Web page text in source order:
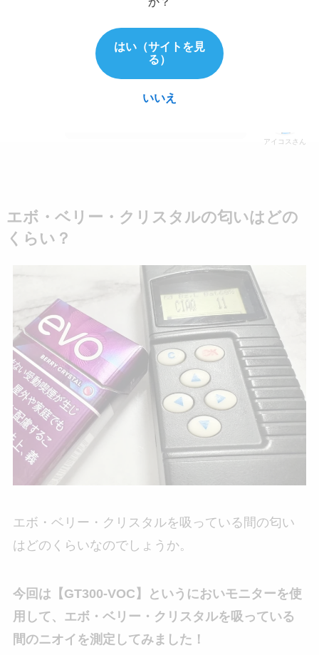
https://twitter.com/ewBz8d4bQYqrWBp/status/1929
169163332812928?s=20
アイコスさん
エボ・ベリー・クリスタルの匂いはどの
くらい？
エボ・ベリー・クリスタルを吸っている間の匂い
はどのくらいなのでしょうか。
今回は【GT300-VOC】というにおいモニターを使
用して、エボ・ベリー・クリスタルを吸っている
間のニオイを測定してみました！
はい（サイトを見
る）
いいえ